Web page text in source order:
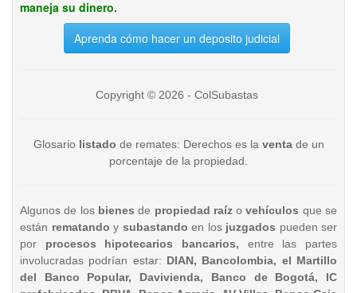
maneja su dinero.
Aprenda cómo hacer un deposito judicial
Copyright © 2026 - ColSubastas
Glosario listado de remates: Derechos es la ventade un
porcentaje de la propiedad.
Algunos de los bienesde propiedad raízo vehículos que se
están rematando y subastando en los juzgados pueden ser
por procesos hipotecarios bancarios, entre las partes
involucradas podrían estar: DIAN, Bancolombia, el Martillo
del Banco Popular, Davivienda, Banco de Bogotá, IC